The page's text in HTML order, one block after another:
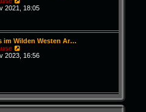
t
g
e
s
e
B
a
g
2021, 18:05
im Wilden Westen Ar…
e
e
r
B
2023, 16:56